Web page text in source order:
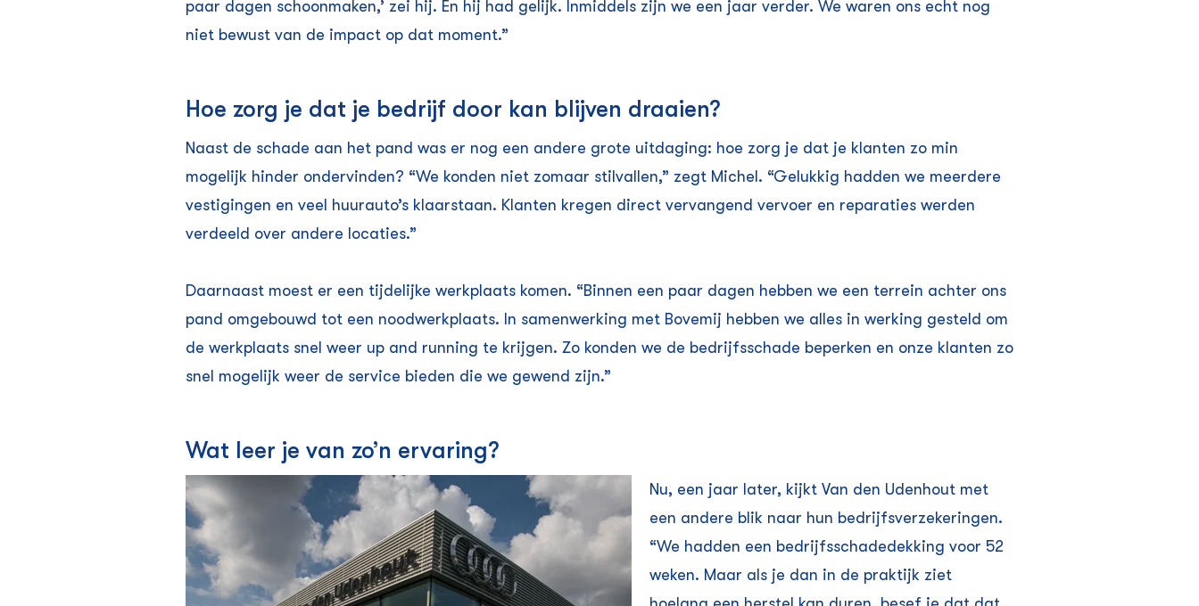
paar dagen schoonmaken,’ zei hij. En hij had gelijk. Inmiddels zijn we een jaar verder. We waren ons echt nog
niet bewust van de impact op dat moment.”
Hoe zorg je dat je bedrijf door kan blijven draaien?
Naast de schade aan het pand was er nog een andere grote uitdaging: hoe zorg je dat je klanten zo min
mogelijk hinder ondervinden? “We konden niet zomaar stilvallen,” zegt Michel. “Gelukkig hadden we meerdere
vestigingen en veel huurauto’s klaarstaan. Klanten kregen direct vervangend vervoer en reparaties werden
verdeeld over andere locaties.”
Daarnaast moest er een tijdelijke werkplaats komen. “Binnen een paar dagen hebben we een terrein achter ons
pand omgebouwd tot een noodwerkplaats. In samenwerking met Bovemij hebben we alles in werking gesteld om
de werkplaats snel weer up and running te krijgen. Zo konden we de bedrijfsschade beperken en onze klanten zo
snel mogelijk weer de service bieden die we gewend zijn.”
Wat leer je van zo’n ervaring?
Nu, een jaar later, kijkt Van den Udenhout met
een andere blik naar hun bedrijfs­verzekeringen.
“We hadden een bedrijfsschadedekking voor 52
weken. Maar als je dan in de praktijk ziet